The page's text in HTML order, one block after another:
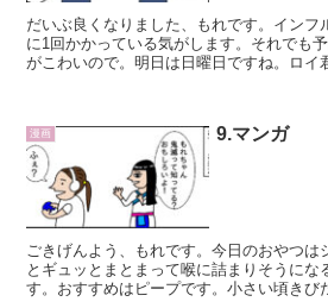
だいぶ良くなりました、もれです。インフ
に1回かかっている気がします。それでも
がこわいので。明日は日曜日ですね。ロ
漫画 9.マンガ
ごきげんよう、もれです。今日のおやつは
とギュッとまとまって喉に詰まりそうにな
す。おすすめはピープです。小さい頃きび